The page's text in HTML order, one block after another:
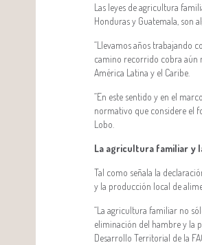
Las leyes de agricultura
Honduras y Guatemala, son
“Llevamos años trabajando
camino recorrido cobra aún
América Latina y el Caribe.
“En este sentido y en el
normativo que considere el
Lobo.
La agricultura familiar y
Tal como señala la
y la producción local de
“La agricultura familiar no
eliminación del hambre y la
Desarrollo Territorial de la